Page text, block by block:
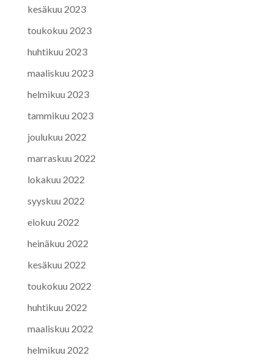
kesäkuu 2023
toukokuu 2023
huhtikuu 2023
maaliskuu 2023
helmikuu 2023
tammikuu 2023
joulukuu 2022
marraskuu 2022
lokakuu 2022
syyskuu 2022
elokuu 2022
heinäkuu 2022
kesäkuu 2022
toukokuu 2022
huhtikuu 2022
maaliskuu 2022
helmikuu 2022